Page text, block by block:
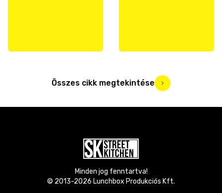
Összes cikk megtekintése
Minden jog fenntartva!
© 2013-2026 Lunchbox Produkciós Kft.